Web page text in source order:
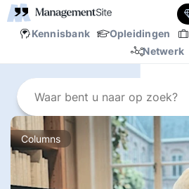
Kennisbank Opleidingen
Netwerk
Columns